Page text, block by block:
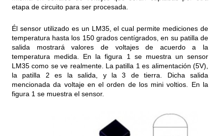
etapa de circuito para ser procesada.
Él sensor utilizado es un LM35, el cual permite mediciones de
temperatura hasta los 150 grados centígrados, en su patilla de
salida mostrará valores de voltajes de acuerdo a la
temperatura medida. En la figura 1 se muestra un sensor
LM35 como se ve realmente. La patilla 1 es alimentación (5V),
la patilla 2 es la salida, y la 3 de tierra. Dicha salida
mencionada da voltaje en el orden de los mini voltios. En la
figura 1 se muestra el sensor.